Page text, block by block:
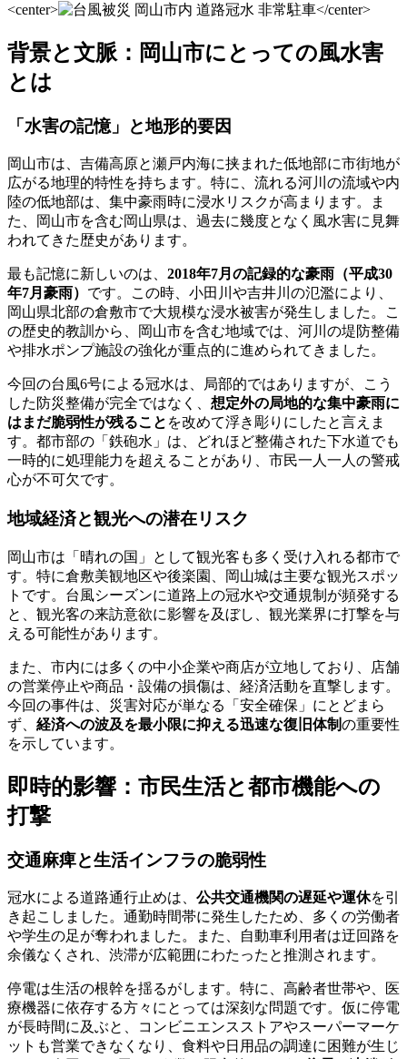
<center> </center>
背景と文脈：岡山市にとっての風水害
とは
「水害の記憶」と地形的要因
岡山市は、吉備高原と瀬戸内海に挟まれた低地部に市街地が
広がる地理的特性を持ちます。特に、流れる河川の流域や内
陸の低地部は、集中豪雨時に浸水リスクが高まります。ま
た、岡山市を含む岡山県は、過去に幾度となく風水害に見舞
われてきた歴史があります。
最も記憶に新しいのは、 2018年7月の記録的な豪雨（平成30
年7月豪雨） です。この時、小田川や吉井川の氾濫により、
岡山県北部の倉敷市で大規模な浸水被害が発生しました。こ
の歴史的教訓から、岡山市を含む地域では、河川の堤防整備
や排水ポンプ施設の強化が重点的に進められてきました。
今回の台風6号による冠水は、局部的ではありますが、こう
した防災整備が完全ではなく、 想定外の局地的な集中豪雨に
はまだ脆弱性が残ること を改めて浮き彫りにしたと言えま
す。都市部の「鉄砲水」は、どれほど整備された下水道でも
一時的に処理能力を超えることがあり、市民一人一人の警戒
心が不可欠です。
地域経済と観光への潜在リスク
岡山市は「晴れの国」として観光客も多く受け入れる都市で
す。特に倉敷美観地区や後楽園、岡山城は主要な観光スポッ
トです。台風シーズンに道路上の冠水や交通規制が頻発する
と、観光客の来訪意欲に影響を及ぼし、観光業界に打撃を与
える可能性があります。
また、市内には多くの中小企業や商店が立地しており、店舗
の営業停止や商品・設備の損傷は、経済活動を直撃します。
今回の事件は、災害対応が単なる「安全確保」にとどまら
ず、 経済への波及を最小限に抑える迅速な復旧体制の重要性
を示しています。
即時的影響：市民生活と都市機能への
打撃
交通麻痺と生活インフラの脆弱性
冠水による道路通行止めは、 公共交通機関の遅延や運休を引
き起こしました。通勤時間帯に発生したため、多くの労働者
や学生の足が奪われました。また、自動車利用者は迂回路を
余儀なくされ、渋滞が広範囲にわたったと推測されます。
停電は生活の根幹を揺るがします。特に、高齢者世帯や、医
療機器に依存する方々にとっては深刻な問題です。仮に停電
が長時間に及ぶと、コンビニエンスストアやスーパーマーケ
ットも営業できなくなり、食料や日用品の調達に困難が生じ